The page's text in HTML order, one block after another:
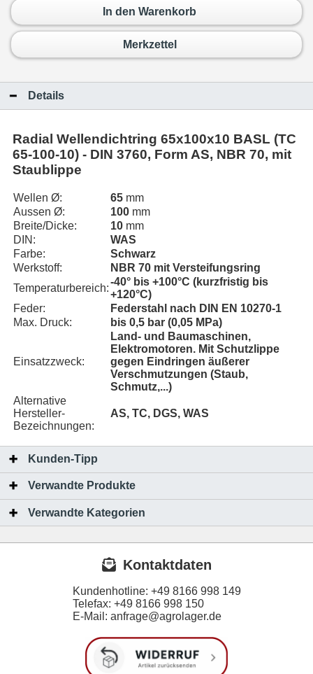
In den Warenkorb
Merkzettel
Details
Radial Wellendichtring 65x100x10 BASL (TC
65-100-10) - DIN 3760, Form AS, NBR 70, mit
Staublippe
Wellen Ø: 65 mm
Aussen Ø:
100 mm
Breite/Dicke:
10 mm
DIN:
WAS
Farbe:
Schwarz
Werkstoff:
NBR 70 mit Versteifungsring
Temperaturbereich:
-40° bis +100°C (kurzfristig bis
+120°C)
Feder:
Federstahl nach DIN EN 10270-1
Max. Druck:
bis 0,5 bar (0,05 MPa)
Einsatzzweck:
Land- und Baumaschinen,
Elektromotoren. Mit Schutzlippe
gegen Eindringen äußerer
Verschmutzungen (Staub,
Schmutz,...)
Alternative
Hersteller-
Bezeichnungen:
AS, TC, DGS, WAS
Kunden-Tipp
Verwandte Produkte
Verwandte Kategorien
Kontaktdaten
Kundenhotline: +49 8166 998 149
Telefax: +49 8166 998 150
E-Mail: anfrage@agrolager.de